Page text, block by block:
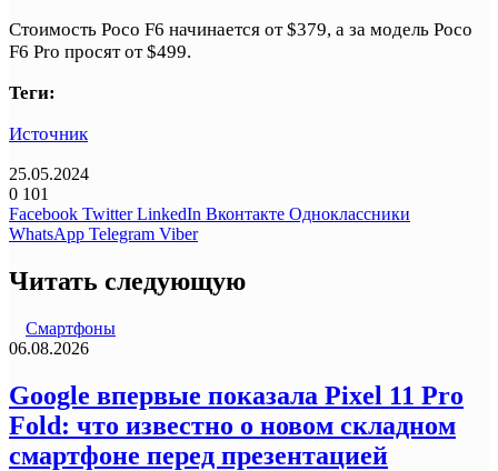
Стоимость Poco F6 начинается от $379, а за модель Poco
F6 Pro просят от $499.
Теги:
Источник
25.05.2024
0 101
Facebook Twitter LinkedIn Вконтакте Одноклассники
WhatsApp Telegram Viber
Читать следующую
Смартфоны
06.08.2026
Google впервые показала Pixel 11 Pro
Fold: что известно о новом складном
смартфоне перед презентацией